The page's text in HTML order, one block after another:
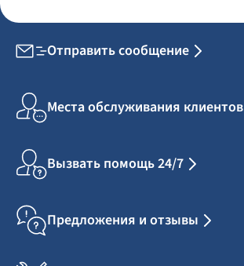
Отправить сообщение
Места обслуживания клиентов
Вызвать помощь 24/7
Предложения и отзывы